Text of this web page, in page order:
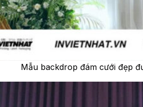
Mẫu backdrop đám cưới đẹp